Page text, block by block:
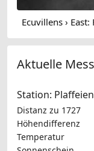
Aktuelle
Station:
Distanz zu 1727
Höhendifferenz
Temperatur